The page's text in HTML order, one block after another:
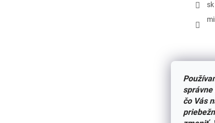
správne
čo Vás
sk